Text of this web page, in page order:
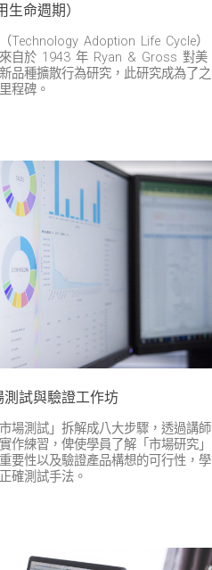
命週期）
Technology Adoption Life Cycle）
自於 1943 年 Ryan & Gross 對美
品種擴散行為研究，此研究成為了之
程碑。
測試與驗證工作坊
場測試」拆解成八大步驟，透過講師
作練習，俾使學員了解「市場研究」
要性以及驗證產品構想的可行性，學
確測試手法。